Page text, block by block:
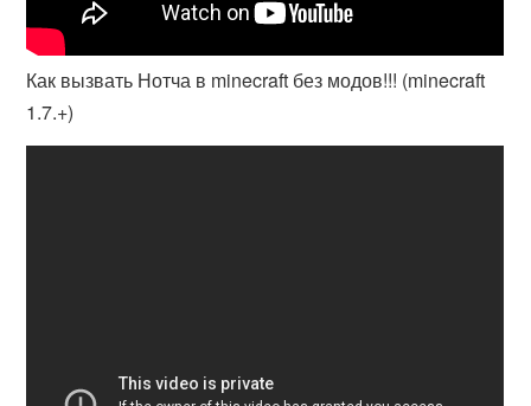
Как вызвать Нотча в minecraft без модов!!! (minecraft
1.7.+)